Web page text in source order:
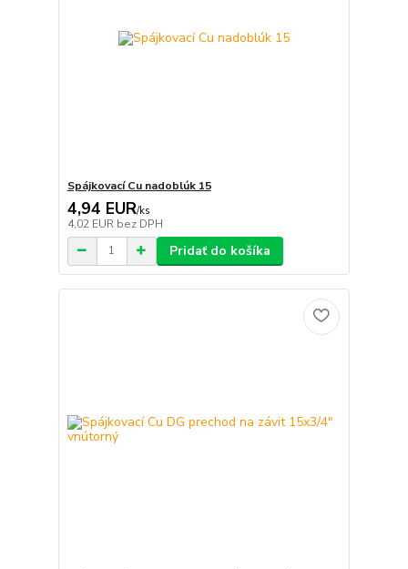
Spájkovací Cu nadoblúk 15
4,94 EUR/ks
4,02 EUR bez DPH
Pridať do košíka